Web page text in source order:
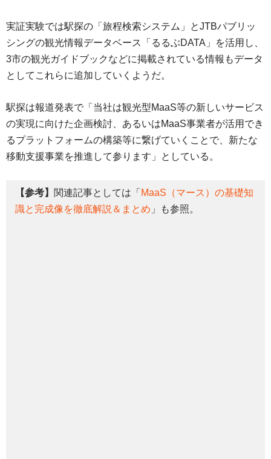
実証実験では駅探の「旅程検索システム」とJTBパブリッ
シングの観光情報データベース「るるぶDATA」を活用し、
3市の観光ガイドブックなどに掲載されている情報もデータ
としてこれらに追加していくようだ。
駅探は報道発表で「当社は観光型MaaS等の新しいサービス
の実現に向けた企画検討、あるいはMaaS事業者が活用でき
るプラットフォームの構築等に繋げていくことで、新たな
移動支援事業を推進して参ります」としている。
【参考】 関連記事としては「 MaaS（マース）の基礎知
識と完成像を徹底解説＆まとめ 」も参照。